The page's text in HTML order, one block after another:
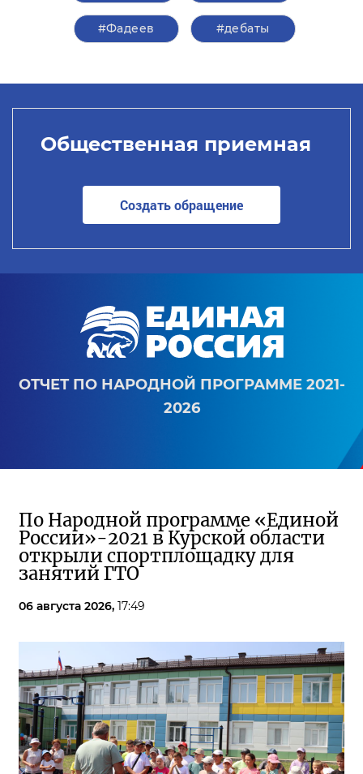
#Фадеев #дебаты
Общественная приемная
Создать обращение
ОТЧЕТ ПО НАРОДНОЙ ПРОГРАММЕ 2021-
2026
По Народной программе «Единой
России»-2021 в Курской области
открыли спортплощадку для
занятий ГТО
06 августа 2026, 17:49